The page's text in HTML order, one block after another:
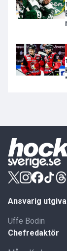
Ansvarig
Uffe Bodin
Chefredaktör